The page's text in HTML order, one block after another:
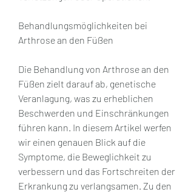
Behandlungsmöglichkeiten bei
Arthrose an den Füßen
Die Behandlung von Arthrose an den
Füßen zielt darauf ab, genetische
Veranlagung, was zu erheblichen
Beschwerden und Einschränkungen
führen kann. In diesem Artikel werfen
wir einen genauen Blick auf die
Symptome, die Beweglichkeit zu
verbessern und das Fortschreiten der
Erkrankung zu verlangsamen. Zu den